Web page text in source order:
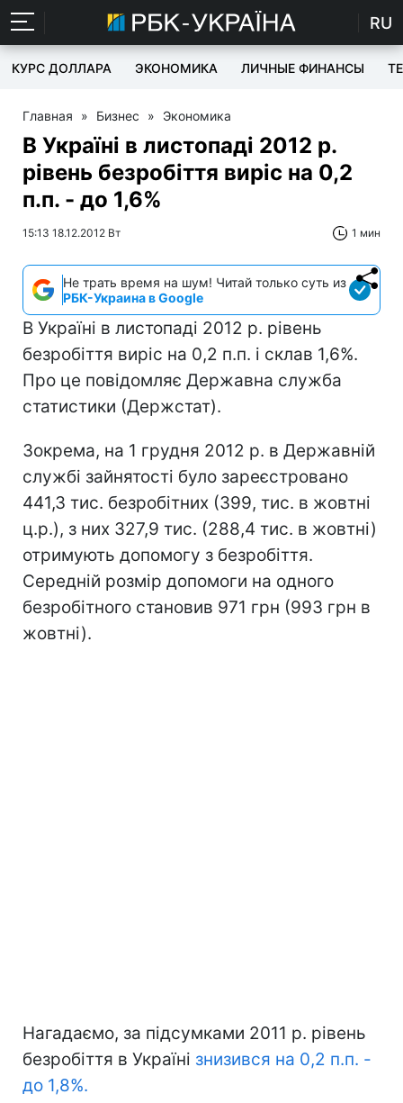
RU
КУРС ДОЛЛАРА ЭКОНОМИКА ЛИЧНЫЕ ФИНАНСЫ
Главная » Бизнес » Экономика
В Україні в листопаді 2012 р.
рівень безробіття виріс на 0,2
п.п. - до 1,6%
15:13 18.12.2012 Вт 1 мин
Не трать время на шум! Читай только суть из
РБК-Украина в Google
В Україні в листопаді 2012 р. рівень
безробіття виріс на 0,2 п.п. і склав 1,6%.
Про це повідомляє Державна служба
статистики (Держстат).
Зокрема, на 1 грудня 2012 р. в Державній
службі зайнятості було зареєстровано
441,3 тис. безробітних (399, тис. в жовтні
ц.р.), з них 327,9 тис. (288,4 тис. в жовтні)
отримують допомогу з безробіття.
Середній розмір допомоги на одного
безробітного становив 971 грн (993 грн в
жовтні).
Нагадаємо, за підсумками 2011 р. рівень
безробіття в Україні знизився на 0,2 п.п. -
до 1,8%.